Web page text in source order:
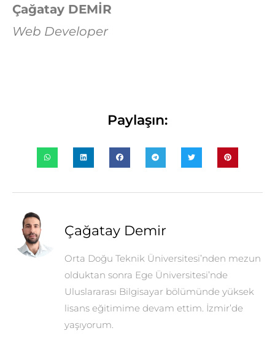
Çağatay DEMİR
Web Developer
Paylaşın:
Çağatay Demir
Orta Doğu Teknik Üniversitesi’nden mezun
olduktan sonra Ege Üniversitesi’nde
Uluslararası Bilgisayar bölümünde yüksek
lisans eğitimime devam ettim. İzmir’de
yaşıyorum.